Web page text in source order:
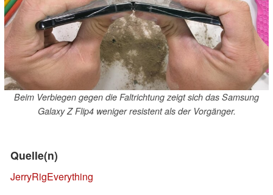
Beim Verbiegen gegen die Faltrichtung zeigt sich das Samsung
Galaxy Z Flip4 weniger resistent als der Vorgänger.
Quelle(n)
JerryRigEverything